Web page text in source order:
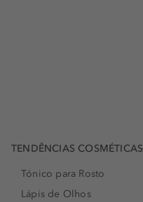
TENDÊNCIAS COSMÉTICAS
Tónico para Rosto
Lápis de Olhos